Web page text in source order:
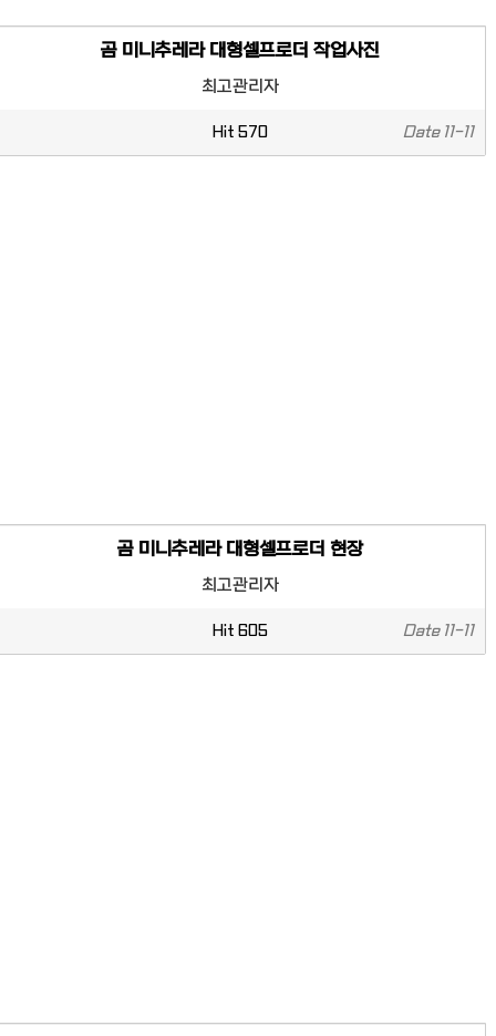
곰 미니추레라 대형셀프로더 작업사진
최고관리자
Hit 570 Date11-11
곰 미니추레라 대형셀프로더 현장
최고관리자
Hit 605 Date11-11